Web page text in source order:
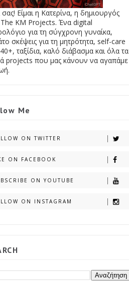
σας! Είμαι η Κατερίνα, η δημιουργός
KM Projects. Ένα digital
για τη σύγχρονη γυναίκα,
σκέψεις για τη μητρότητα, self-care
ταξίδια, καλό διάβασμα και όλα τα
projects που μας κάνουν να αγαπάμε
Me
ON TWITTER
ON FACEBOOK
ON YOUTUBE
ON INSTAGRAM